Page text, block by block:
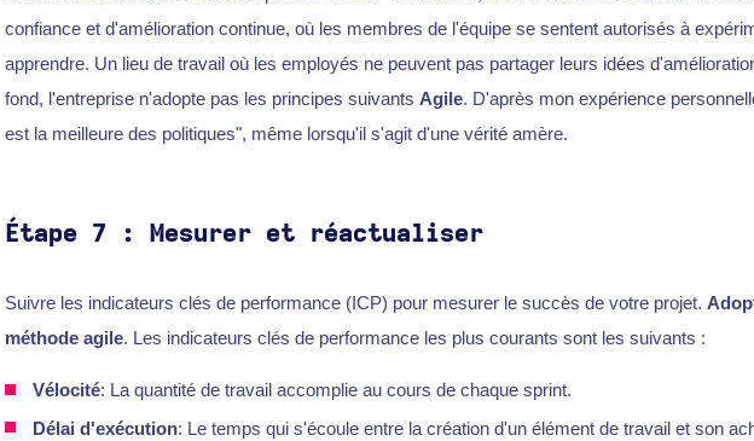
confiance et d'amélioration continue, où les membres de l'équipe se sentent autorisés à
apprendre. Un lieu de travail où les employés ne peuvent pas partager leurs idées
fond, l'entreprise n'adopte pas les principes suivants Agile. D'après mon expérience
est la meilleure des politiques", même lorsqu'il s'agit d'une vérité amère.
Étape 7 : Mesurer et réactualiser
Suivre les indicateurs clés de performance (ICP) pour mesurer le succès de votre projet.
méthode agile. Les indicateurs clés de performance les plus courants sont les suivants :
Vélocité: La quantité de travail accomplie au cours de chaque sprint.
Délai d'exécution: Le temps qui s'écoule entre la création d'un élément de travail et son